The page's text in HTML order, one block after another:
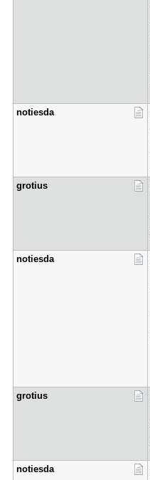
notiesda
grotius
notiesda
grotius
notiesda